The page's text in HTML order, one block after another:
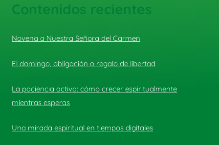
Contenidos recientes
Novena a Nuestra Señora del Carmen
El domingo, obligación o regalo de libertad
La paciencia activa: cómo crecer espiritualmente
mientras esperas
Una mirada espiritual en tiempos digitales